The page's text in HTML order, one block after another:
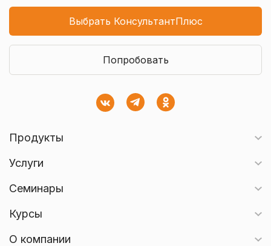
Выбрать КонсультантПлюс
Попробовать
Продукты
Услуги
Семинары
Курсы
О компании